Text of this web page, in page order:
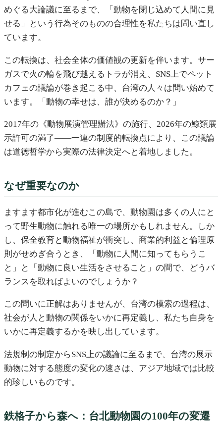
めぐる大論議に至るまで、「動物を閉じ込めて人間に見
せる」という行為そのものの合理性を私たちは問い直し
ています。
この転換は、社会全体の価値観の更新を伴います。サー
ガスで火の輪を飛び越えるトラが消え、SNS上でペット
カフェの議論が巻き起こる中、台湾の人々は問い始めて
います。「動物の幸せは、誰が決めるのか？」
2017年の《動物展演管理辦法》の施行、2026年の鯨類展
示許可の満了——一連の制度的転換点により、この議論
は道徳哲学から実際の法律決定へと着地しました。
なぜ重要なのか
ますます都市化が進むこの島で、動物園は多くの人にと
って野生動物に触れる唯一の場所かもしれません。しか
し、保全教育と動物福祉が衝突し、商業的利益と倫理原
則がせめぎ合うとき、「動物に人間に知ってもらうこ
と」と「動物に良い生活をさせること」の間で、どうバ
ランスを取ればよいのでしょうか？
この問いに正解はありませんが、台湾の模索の過程は、
社会が人と動物の関係をいかに再定義し、私たち自身を
いかに再定義するかを映し出しています。
法規制の制定からSNS上の議論に至るまで、台湾の展示
動物に対する態度の変化の速さは、アジア地域では比較
的珍しいものです。
鉄格子から森へ：台北動物園の100年の変遷